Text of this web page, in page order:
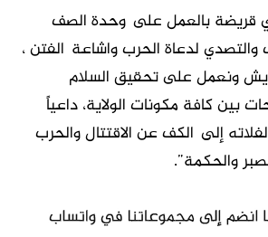
بالعمل على وحدة الصف
والتصدي لدعاة الحرب واشاعة الفتن ،
ونعمل على تحقيق السلام
بين كافة مكونات الولاية، داعياً
إلى الكف عن الاقتتال والحرب
والحكمة”.